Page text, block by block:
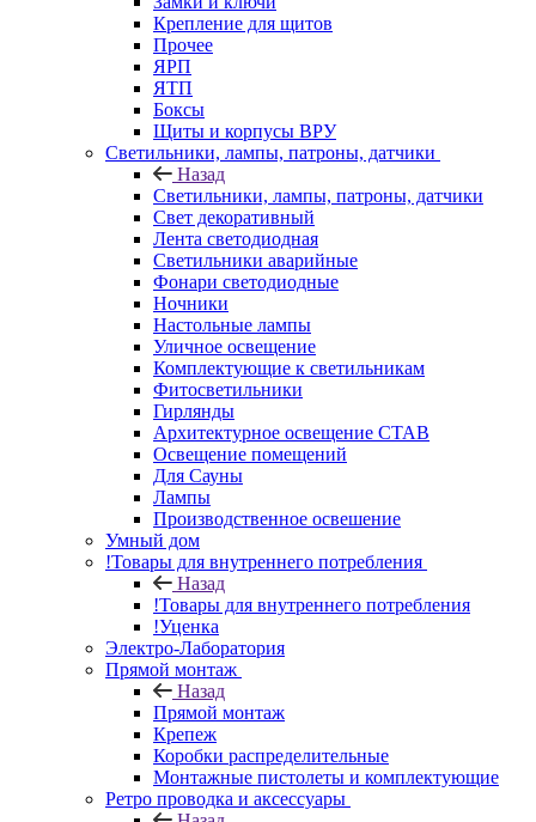
Крепление для щитов
Прочее
ЯРП
ЯТП
Боксы
Щиты и корпусы ВРУ
Светильники, лампы, патроны, датчики
Назад
Светильники, лампы, патроны, датчики
Свет декоративный
Лента светодиодная
Светильники аварийные
Фонари светодиодные
Ночники
Настольные лампы
Уличное освещение
Комплектующие к светильникам
Фитосветильники
Гирлянды
Архитектурное освещение СТАВ
Освещение помещений
Для Сауны
Лампы
Производственное освешение
Умный дом
!Товары для внутреннего потребления
Назад
!Товары для внутреннего потребления
!Уценка
Электро-Лаборатория
Прямой монтаж
Назад
Прямой монтаж
Крепеж
Коробки распределительные
Монтажные пистолеты и комплектующие
Ретро проводка и аксессуары